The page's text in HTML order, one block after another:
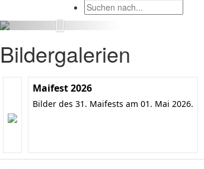
Bildergalerien
Maifest 2026
Bilder des 31. Maifests am 01. Mai 2026.